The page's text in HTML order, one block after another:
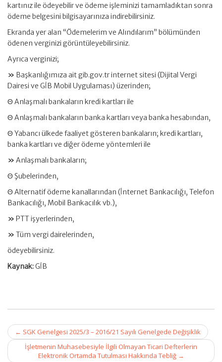
kartınız ile ödeyebilir ve ödeme işleminizi tamamladıktan sonra
ödeme belgesini bilgisayarınıza indirebilirsiniz.
Ekranda yer alan “Ödemelerim ve Alındılarım” bölümünden
ödenen verginizi görüntüleyebilirsiniz.
Ayrıca verginizi;
» Başkanlığımıza ait gib.gov.tr internet sitesi (Dijital Vergi
Dairesi ve GİB Mobil Uygulaması) üzerinden;
Θ Anlaşmalı bankaların kredi kartları ile
Θ Anlaşmalı bankaların banka kartları veya banka hesabından,
Θ Yabancı ülkede faaliyet gösteren bankaların; kredi kartları,
banka kartları ve diğer ödeme yöntemleri ile
» Anlaşmalı bankaların;
Θ Şubelerinden,
Θ Alternatif ödeme kanallarından (İnternet Bankacılığı, Telefon
Bankacılığı, Mobil Bankacılık vb.),
» PTT işyerlerinden,
» Tüm vergi dairelerinden,
ödeyebilirsiniz.
Kaynak:GİB
Post
navigation
← SGK Genelgesi 2025/3 – 2016/21 Sayılı Genelgede Değişiklik
İşletmenin Muhasebesiyle İlgili Olmayan Ticari Defterlerin
Elektronik Ortamda Tutulması Hakkında Tebliğ →